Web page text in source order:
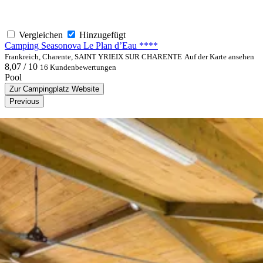
Vergleichen
Hinzugefügt
Camping Seasonova Le Plan d’Eau ****
Frankreich, Charente, SAINT YRIEIX SUR CHARENTE Auf der Karte ansehen
8,07 / 10 16 Kundenbewertungen
Pool
Zur Campingplatz Website
Previous